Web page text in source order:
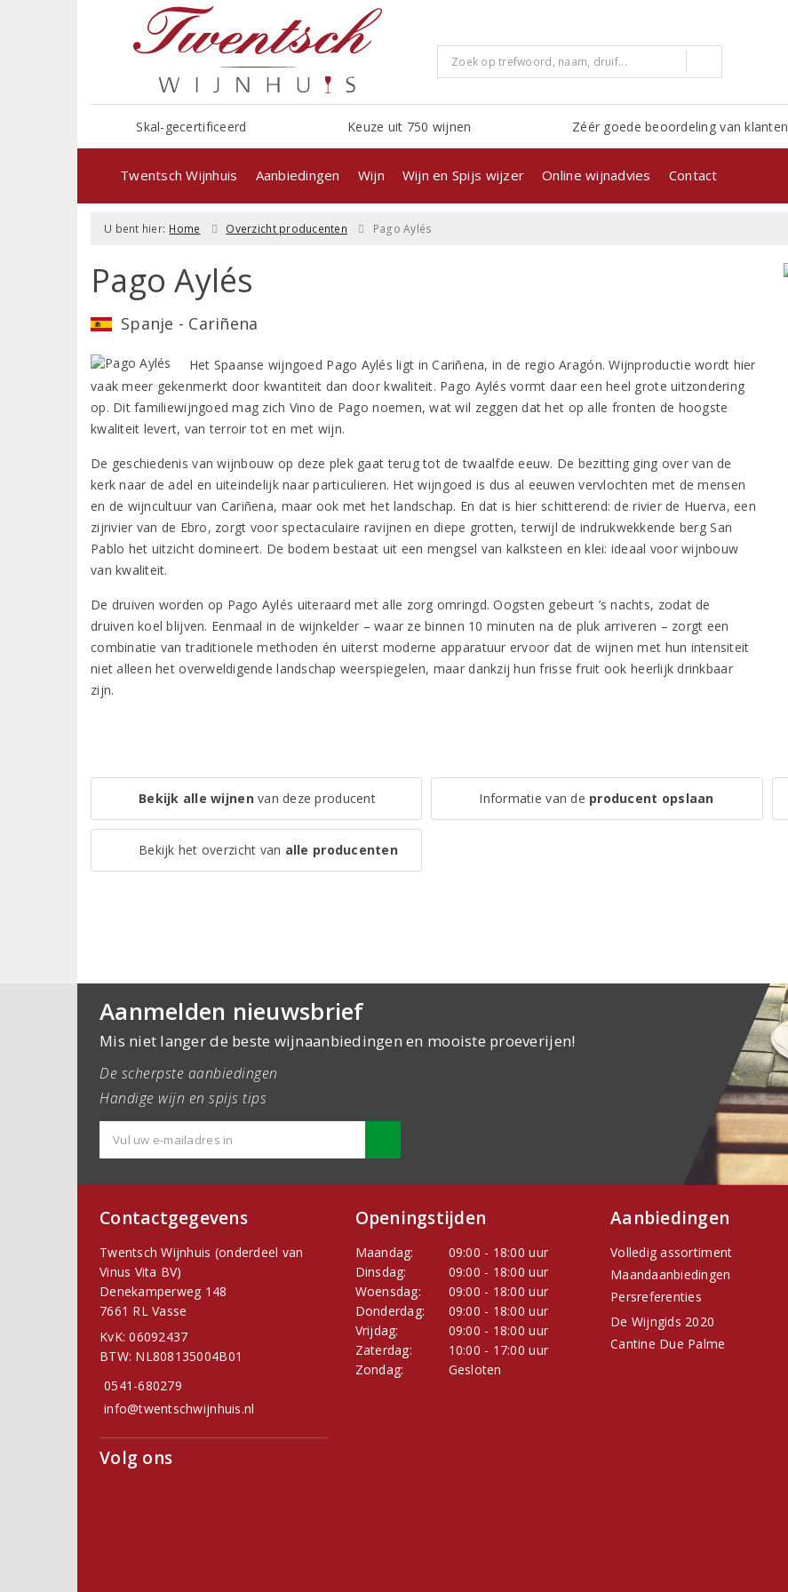
Skal-gecertificeerd Keuze uit 750 wijnen Zéér goede beoordeling van klanten
Twentsch Wijnhuis Aanbiedingen Wijn Wijn en Spijs wijzer Online wijnadvies Contact
U bent hier: Home Overzicht producenten Pago Aylés
Pago Aylés
Spanje - Cariñena
Het Spaanse wijngoed Pago Aylés ligt in Cariñena, in de regio Aragón. Wijnproductie wordt hier
vaak meer gekenmerkt door kwantiteit dan door kwaliteit. Pago Aylés vormt daar een heel grote uitzondering
op. Dit familiewijngoed mag zich Vino de Pago noemen, wat wil zeggen dat het op alle fronten de hoogste
kwaliteit levert, van terroir tot en met wijn.
De geschiedenis van wijnbouw op deze plek gaat terug tot de twaalfde eeuw. De bezitting ging over van de
kerk naar de adel en uiteindelijk naar particulieren. Het wijngoed is dus al eeuwen vervlochten met de mensen
en de wijncultuur van Cariñena, maar ook met het landschap. En dat is hier schitterend: de rivier de Huerva, een
zijrivier van de Ebro, zorgt voor spectaculaire ravijnen en diepe grotten, terwijl de indrukwekkende berg San
Pablo het uitzicht domineert. De bodem bestaat uit een mengsel van kalksteen en klei: ideaal voor wijnbouw
van kwaliteit.
De druiven worden op Pago Aylés uiteraard met alle zorg omringd. Oogsten gebeurt ’s nachts, zodat de
druiven koel blijven. Eenmaal in de wijnkelder – waar ze binnen 10 minuten na de pluk arriveren – zorgt een
combinatie van traditionele methoden én uiterst moderne apparatuur ervoor dat de wijnen met hun intensiteit
niet alleen het overweldigende landschap weerspiegelen, maar dankzij hun frisse fruit ook heerlijk drinkbaar
zijn.
Bekijk alle wijnenvan deze producent Informatie van de producent opslaan
Bekijk het overzicht van alle producenten
Aanmelden nieuwsbrief
Mis niet langer de beste wijnaanbiedingen en mooiste proeverijen!
De scherpste aanbiedingen
Handige wijn en spijs tips
Contactgegevens
Twentsch Wijnhuis (onderdeel van
Vinus Vita BV)
Denekamperweg 148
7661 RL Vasse
KvK: 06092437
BTW: NL808135004B01
0541-680279
info@twentschwijnhuis.nl
Volg ons
Openingstijden
Maandag:
09:00 - 18:00 uur
Dinsdag:
09:00 - 18:00 uur
Woensdag:
09:00 - 18:00 uur
Donderdag:
09:00 - 18:00 uur
Vrijdag:
09:00 - 18:00 uur
Zaterdag:
10:00 - 17:00 uur
Zondag:
Gesloten
Aanbiedingen
Volledig assortiment
Maandaanbiedingen
Persreferenties
De Wijngids 2020
Cantine Due Palme